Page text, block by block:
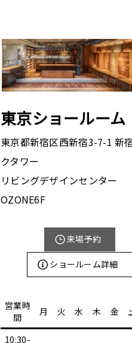
東京ショールーム
東京都新宿区西新宿3-7-1 新
クタワー
リビングデザインセンター
OZONE6F
来場予約
ショールーム詳細
営業時
間
月 火 水 木 金
10:30-